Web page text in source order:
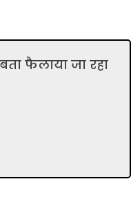
फैलाया जा रहा